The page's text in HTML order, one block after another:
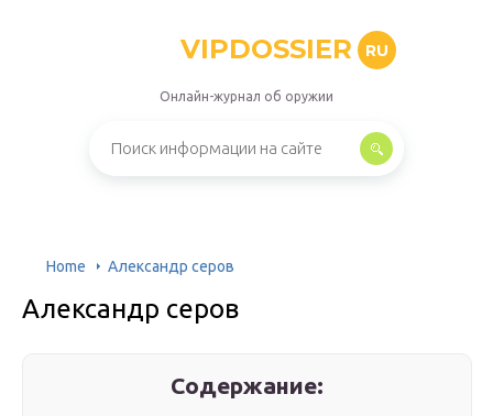
VIPDOSSIER RU
Онлайн-журнал об оружии
Home Александр серов
Александр серов
Содержание: